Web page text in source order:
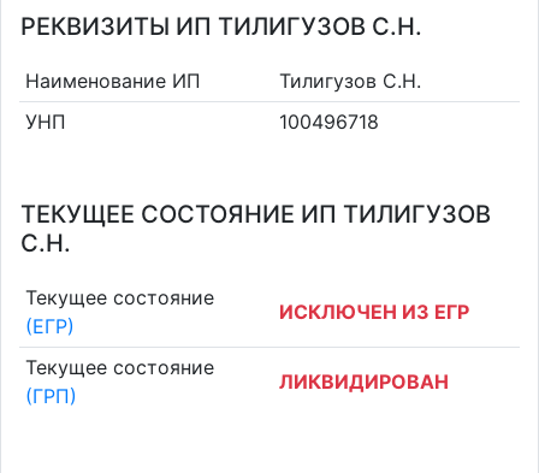
РЕКВИЗИТЫ ИП ТИЛИГУЗОВ С.Н.
Наименование ИП
Тилигузов С.Н.
УНП
100496718
ТЕКУЩЕЕ СОСТОЯНИЕ ИП ТИЛИГУЗОВ
С.Н.
Текущее состояние
(ЕГР)
ИСКЛЮЧЕН ИЗ ЕГР
Текущее состояние
(ГРП)
ЛИКВИДИРОВАН